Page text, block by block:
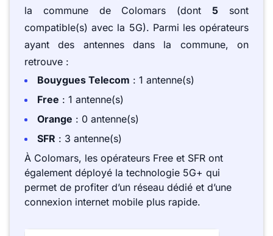
la commune de Colomars (dont5 sont
compatible(s) avec la 5G). Parmi les opérateurs
ayant des antennes dans la commune, on
retrouve :
Bouygues Telecom : 1 antenne(s)
Free : 1 antenne(s)
Orange : 0 antenne(s)
SFR : 3 antenne(s)
À Colomars, les opérateurs Free et SFR ont
également déployé la technologie 5G+ qui
permet de profiter d’un réseau dédié et d’une
connexion internet mobile plus rapide.